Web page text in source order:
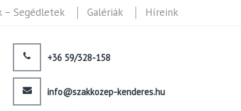
– Segédletek Galériák Híreink
+36 59/328-158
info@szakkozep-kenderes.hu